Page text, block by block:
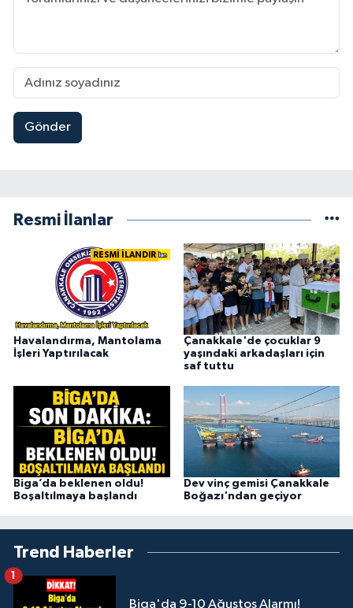
Gönder
Resmi İlanlar
RESMİ İLANDIR
Havalandırma, Mantolama
İşleri Yaptırılacak
Çanakkale'de çocuklar 9
yaşındaki arkadaşları için
saf tuttu
Biga’da beklenen oldu!
Boşaltılmaya başlandı
Dev vinç gemisi Çanakkale
Boğazı'ndan geçiyor
Trend Haberler
Biga'da 9-10 Ağustos Alarmı!
1